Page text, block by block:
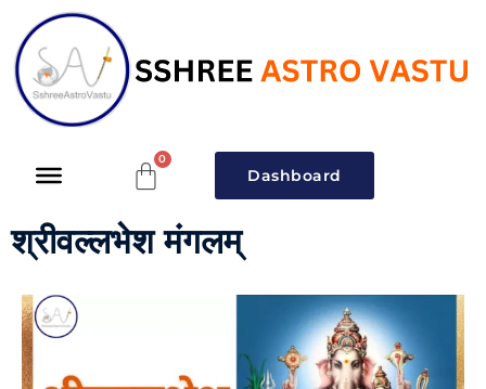
Dashboard
श्रीवल्लभेश मंगलम्